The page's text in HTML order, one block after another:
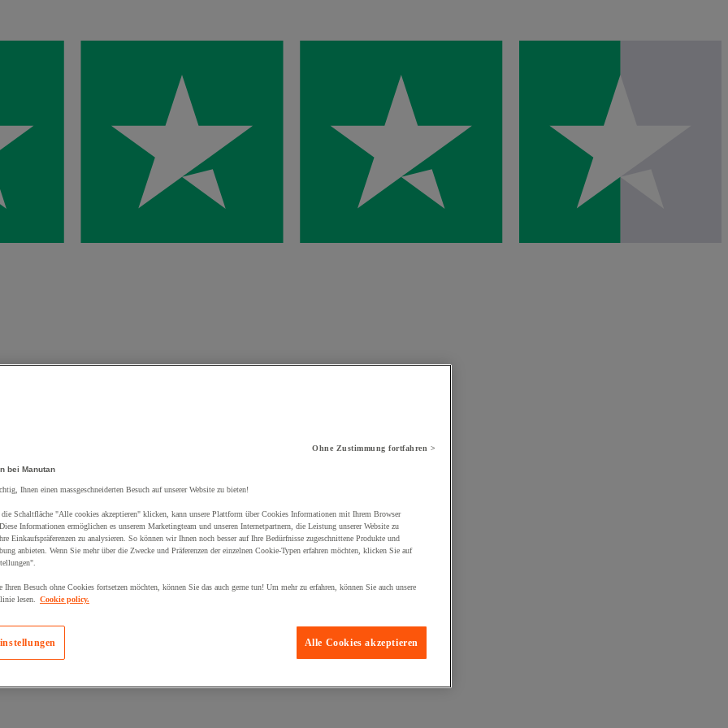
zum Warenkorb hinzugefügt:
Ohne Zustimmung fortfahren >
bei Manutan
Ihnen einen massgeschneiderten Besuch auf unserer Website zu bieten!
die Schaltfläche "Alle cookies akzeptieren" klicken, kann unsere Plattform über Cookies Informationen mit Ihrem Browser
Informationen ermöglichen es unserem Marketingteam und unseren Internetpartnern, die Leistung unserer Website zu
Einkaufspräferenzen zu analysieren. So können wir Ihnen noch besser auf Ihre Bedürfnisse zugeschnittene Produkte und
anbieten. Wenn Sie mehr über die Zwecke und Präferenzen der einzelnen Cookie-Typen erfahren möchten, klicken Sie auf
Ihren Besuch ohne Cookies fortsetzen möchten, können Sie das auch gerne tun! Um mehr zu erfahren, können Sie auch unsere
lesen.
Cookie policy.
Alle Cookies akzeptieren